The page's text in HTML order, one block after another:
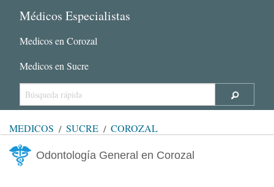
Médicos Especialistas
Medicos en Corozal
Medicos en Sucre
MÉDICOS SUCRE COROZAL
Odontología General en Corozal